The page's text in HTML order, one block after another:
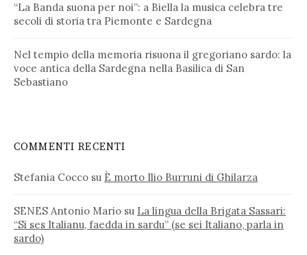
“La Banda suona per noi”: a Biella la musica celebra tre
secoli di storia tra Piemonte e Sardegna
Nel tempio della memoria risuona il gregoriano sardo: la
voce antica della Sardegna nella Basilica di San
Sebastiano
COMMENTI RECENTI
Stefania Cocco su È morto Ilio Burruni di Ghilarza
SENES Antonio Mario su La lingua della Brigata Sassari:
“Si ses Italianu, faedda in sardu” (se sei Italiano, parla in
sardo)